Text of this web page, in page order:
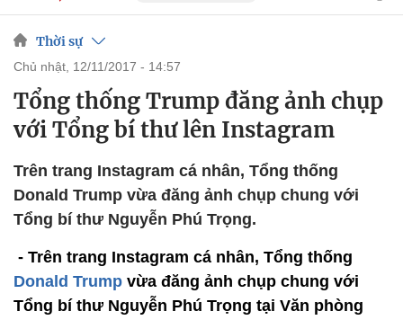
Thời sự
chủ nhật, 12/11/2017 - 14:57
Tổng thống Trump đăng ảnh chụp
với Tổng bí thư lên Instagram
Trên trang Instagram cá nhân, Tổng thống
Donald Trump vừa đăng ảnh chụp chung với
Tổng bí thư Nguyễn Phú Trọng.
- Trên trang Instagram cá nhân, Tổng thống
Donald Trump vừa đăng ảnh chụp chung với
Tổng bí thư Nguyễn Phú Trọng tại Văn phòng